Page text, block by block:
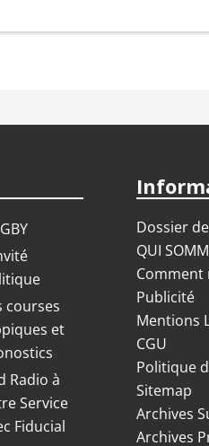
courses
et
Radio à
Service
Fiducial
Dossier
QUI
Comment
Publicité
Mentions
CGU
Politique
Sitemap
Archives
Archives